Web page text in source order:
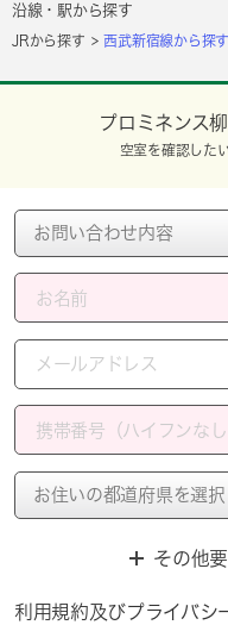
沿線・駅から探す
JRから探す 西武新宿線から探す
プロミネンス
空室を確認した
その他
利用規約及びプライバシ